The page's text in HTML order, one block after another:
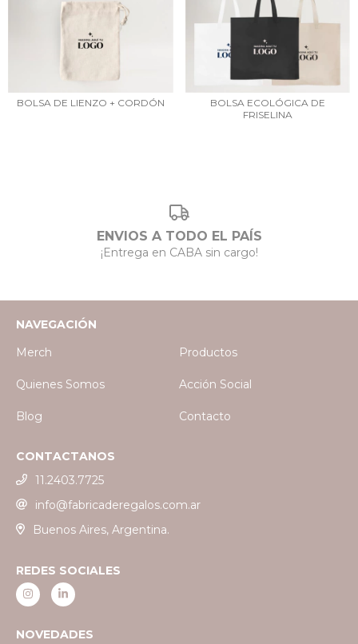
BOLSA DE LIENZO + CORDÓN
BOLSA ECOLÓGICA DE
FRISELINA
ENVIOS A TODO EL PAÍS
¡Entrega en CABA sin cargo!
NAVEGACIÓN
Merch
Productos
Quienes Somos Acción Social
Blog Contacto
CONTACTANOS
11.2403.7725
info@fabricaderegalos.com.ar
Buenos Aires, Argentina.
REDES SOCIALES
NOVEDADES